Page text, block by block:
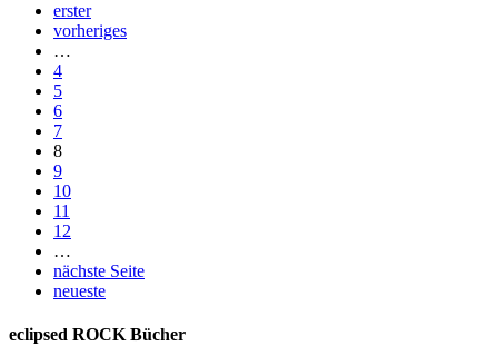
erster
vorheriges
…
4
5
6
7
8
9
10
11
12
…
nächste Seite
neueste
eclipsed ROCK Bücher